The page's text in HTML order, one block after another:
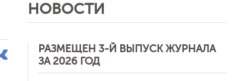
НОВОСТИ
РАЗМЕЩЕН 3-Й ВЫПУСК ЖУРНАЛА
ЗА 2026 ГОД